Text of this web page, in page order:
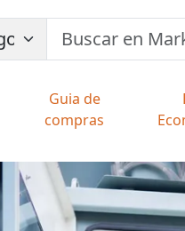
Guia de
compras